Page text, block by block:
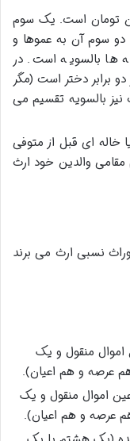
خالص ترکه ۲۰۰ میلیون تومان است. یک سوم
دو سوم آن به عموها و
ها بالسویه است. در
برابر دختر است (مگر
بالسویه تقسیم می
خاله ای قبل از متوفی
مقامی والدین خود ارث
نسبی ارث می برند
اموال منقول و یک
عرصه و هم اعیان).
اموال منقول و یک
عرصه و هم اعیان).